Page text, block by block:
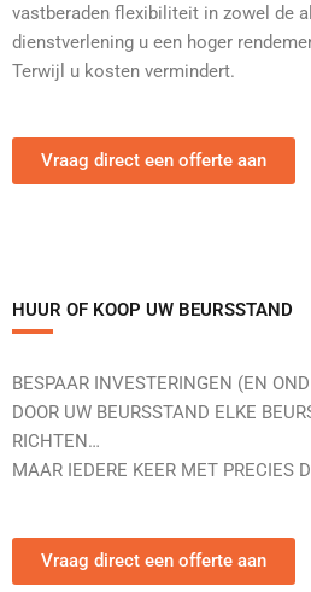
vastberaden flexibiliteit in zowel de
dienstverlening u een hoger
Terwijl u kosten vermindert.
Vraag direct een offerte aan
HUUR OF KOOP UW BEURSSTAND
BESPAAR INVESTERINGEN (EN
DOOR UW BEURSSTAND ELKE
RICHTEN…
MAAR IEDERE KEER MET PRECIES
Vraag direct een offerte aan